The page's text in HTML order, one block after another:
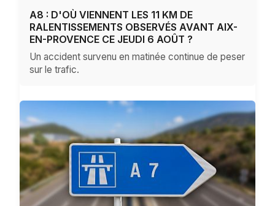
A8 : D'OÙ VIENNENT LES 11 KM DE
RALENTISSEMENTS OBSERVÉS AVANT AIX-
EN-PROVENCE CE JEUDI 6 AOÛT ?
Un accident survenu en matinée continue de peser
sur le trafic.